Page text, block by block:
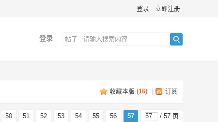
登录 立即注册
登录
帖子
索
收藏本版 (16) 订阅
50 51 52 53 54 55 56 57 / 57 页